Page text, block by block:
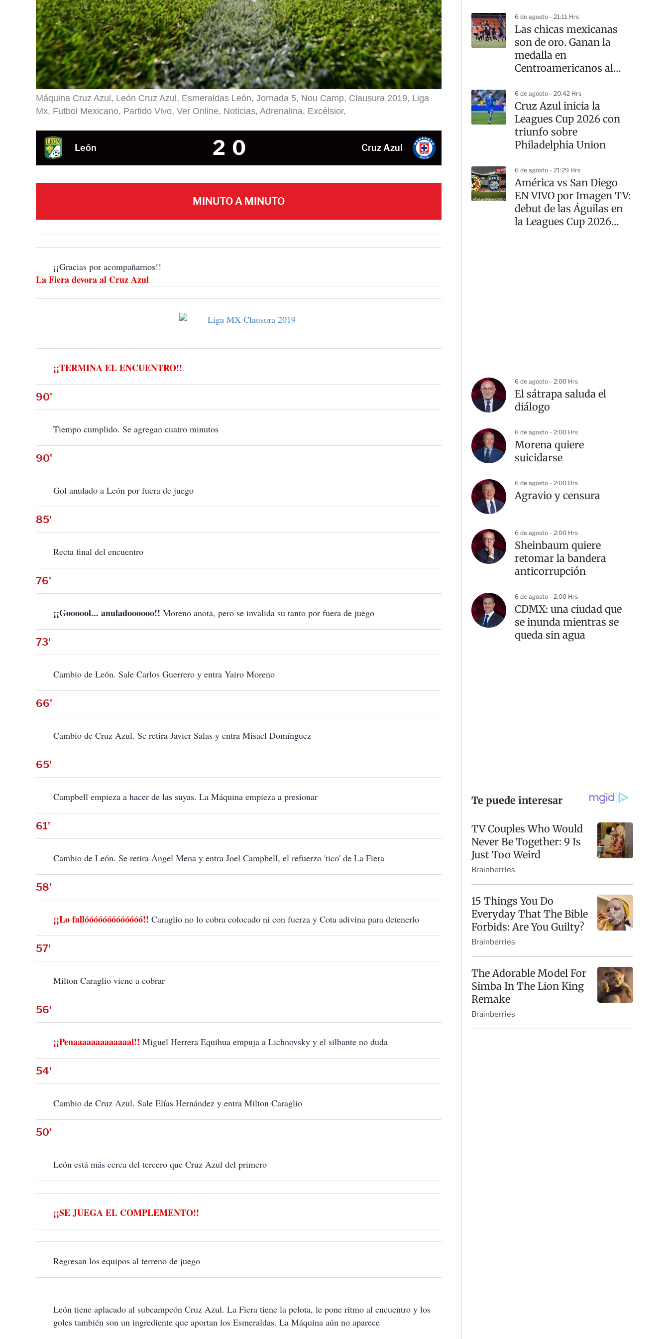
Máquina Cruz Azul, León Cruz Azul, Esmeraldas León, Jornada 5, Nou Camp, Clausura 2019, Liga
Mx, Futbol Mexicano, Partido Vivo, Ver Online, Noticias, Adrenalina, Excélsior,
León 2 0 Cruz Azul
MINUTO A MINUTO
¡¡Gracias por acompañarnos!!
La Fiera devora al Cruz Azul
¡¡TERMINA EL ENCUENTRO!!
90'
Tiempo cumplido. Se agregan cuatro minutos
90'
Gol anulado a León por fuera de juego
85'
Recta final del encuentro
76'
¡¡Goooool... anuladoooooo!! Moreno anota, pero se invalida su tanto por fuera de juego
73'
Cambio de León. Sale Carlos Guerrero y entra Yairo Moreno
66'
Cambio de Cruz Azul. Se retira Javier Salas y entra Misael Domínguez
65'
Campbell empieza a hacer de las suyas. La Máquina empieza a presionar
61'
Cambio de León. Se retira Ángel Mena y entra Joel Campbell, el refuerzo 'tico' de La Fiera
58'
¡¡Lo fallóóóóóóóóóóóóó!! Caraglio no lo cobra colocado ni con fuerza y Cota adivina para detenerlo
57'
Milton Caraglio viene a cobrar
56'
¡¡Penaaaaaaaaaaaaal!! Miguel Herrera Equihua empuja a Lichnovsky y el silbante no duda
54'
Cambio de Cruz Azul. Sale Elías Hernández y entra Milton Caraglio
50'
León está más cerca del tercero que Cruz Azul del primero
¡¡SE JUEGA EL COMPLEMENTO!!
Regresan los equipos al terreno de juego
León tiene aplacado al subcampeón Cruz Azul. La Fiera tiene la pelota, le pone ritmo al encuentro y los
goles también son un ingrediente que aportan los Esmeraldas. La Máquina aún no aparece
6 de agosto - 21:11 Hrs
Las chicas mexicanas
son de oro. Ganan la
medalla en
Centroamericanos al
penales
6 de agosto - 20:42 Hrs
Cruz Azul inicia la
Leagues Cup 2026 con
triunfo sobre
Philadelphia Union
6 de agosto - 21:29 Hrs
América vs San Diego
EN VIVO por Imagen TV:
debut de las Águilas en
la Leagues Cup 2026
6 de agosto - 2:00 Hrs
El sátrapa saluda el
diálogo
6 de agosto - 2:00 Hrs
Morena quiere
suicidarse
6 de agosto - 2:00 Hrs
Agravio y censura
6 de agosto - 2:00 Hrs
Sheinbaum quiere
retomar la bandera
anticorrupción
6 de agosto - 2:00 Hrs
CDMX: una ciudad que
se inunda mientras se
queda sin agua